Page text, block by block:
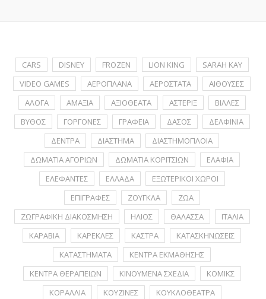
CARS DISNEY FROZEN LION KING
SARAH KAY
VIDEO GAMES
ΑΕΡΟΠΛΑΝΑ ΑΕΡΟΣΤΑΤΑ
ΑΙΘΟΥΣΕΣ
ΑΛΟΓΑ
ΑΜΑΞΙΑ ΑΞΙΟΘΕΑΤΑ ΑΣΤΕΡΙΞ
ΒΙΛΛΕΣ
ΒΥΘΟΣ
ΓΟΡΓΟΝΕΣ ΓΡΑΦΕΙΑ ΔΑΣΟΣ
ΔΕΛΦΙΝΙΑ
ΔΕΝΤΡΑ
ΔΙΑΣΤΗΜΑ
ΔΙΑΣΤΗΜΟΠΛΟΙΑ
ΔΩΜΑΤΙΑ ΑΓΟΡΙΩΝ
ΔΩΜΑΤΙΑ ΚΟΡΙΤΣΙΩΝ
ΕΛΑΦΙΑ
ΕΛΕΦΑΝΤΕΣ
ΕΛΛΑΔΑ
ΕΞΩΤΕΡΙΚΟΙ ΧΩΡΟΙ
ΕΠΙΓΡΑΦΕΣ
ΖΟΥΓΚΛΑ
ΖΩΑ
ΖΩΓΡΑΦΙΚΗ ΔΙΑΚΟΣΜΗΣΗ
ΗΛΙΟΣ ΘΑΛΑΣΣΑ
ΙΤΑΛΙΑ
ΚΑΡΑΒΙΑ
ΚΑΡΕΚΛΕΣ ΚΑΣΤΡΑ
ΚΑΤΑΣΚΗΝΩΣΕΙΣ
ΚΑΤΑΣΤΗΜΑΤΑ
ΚΕΝΤΡΑ ΕΚΜΑΘΗΣΗΣ
ΚΕΝΤΡΑ ΘΕΡΑΠΕΙΩΝ
ΚΙΝΟΥΜΕΝΑ ΣΧΕΔΙΑ
ΚΟΜΙΚΣ
ΚΟΡΑΛΛΙΑ
ΚΟΥΖΙΝΕΣ
ΚΟΥΚΛΟΘΕΑΤΡΑ